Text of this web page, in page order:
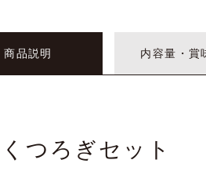
商品説明 内容量・賞
つろぎセット